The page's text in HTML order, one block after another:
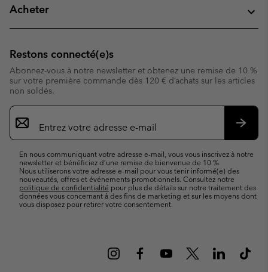
Acheter
Restons connecté(e)s
Abonnez-vous à notre newsletter et obtenez une remise de 10 %
sur votre première commande dès 120 € d’achats sur les articles
non soldés.
Inscription
par
e-
En nous communiquant votre adresse e-mail, vous vous inscrivez à notre
newsletter et bénéficiez d’une remise de bienvenue de 10 %.
Nous utiliserons votre adresse e-mail pour vous tenir informé(e) des
nouveautés, offres et événements promotionnels. Consultez notre
politique de confidentialité pour plus de détails sur notre traitement des
données vous concernant à des fins de marketing et sur les moyens dont
vous disposez pour retirer votre consentement.